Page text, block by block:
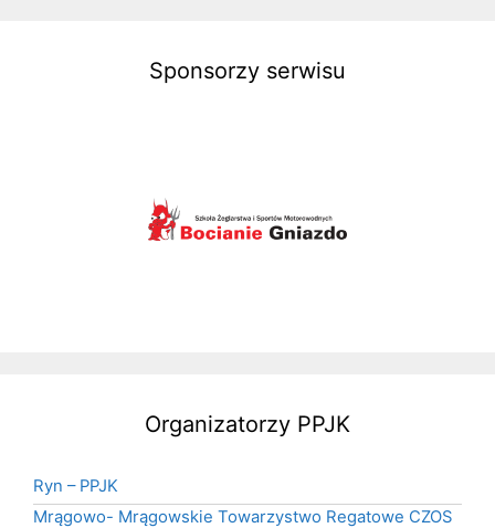
Sponsorzy serwisu
Organizatorzy PPJK
Ryn – PPJK
Mrągowo- Mrągowskie Towarzystwo Regatowe CZOS